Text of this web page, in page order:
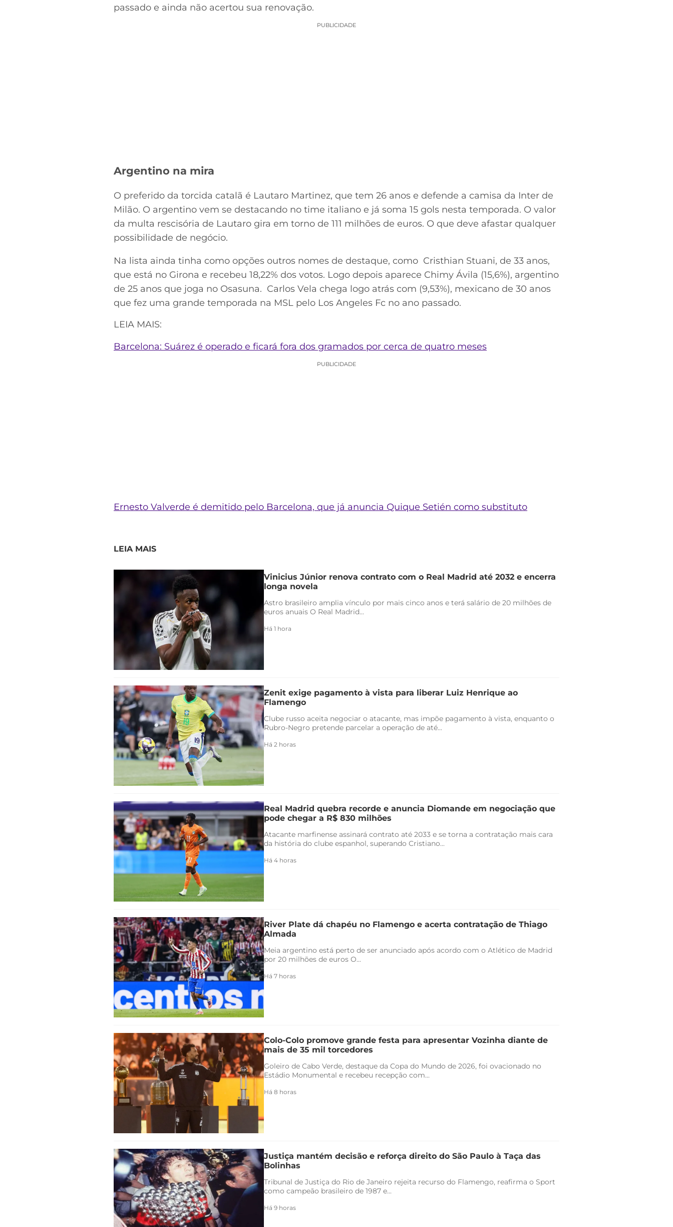
passado e ainda não acertou sua renovação.
PUBLICIDADE
Argentino na mira
O preferido da torcida catalã é Lautaro Martinez, que tem 26 anos e defende a camisa da Inter de
Milão. O argentino vem se destacando no time italiano e já soma 15 gols nesta temporada. O valor
da multa rescisória de Lautaro gira em torno de 111 milhões de euros. O que deve afastar qualquer
possibilidade de negócio.
Na lista ainda tinha como opções outros nomes de destaque, como Cristhian Stuani, de 33 anos,
que está no Girona e recebeu 18,22% dos votos. Logo depois aparece Chimy Ávila (15,6%), argentino
de 25 anos que joga no Osasuna. Carlos Vela chega logo atrás com (9,53%), mexicano de 30 anos
que fez uma grande temporada na MSL pelo Los Angeles Fc no ano passado.
LEIA MAIS:
Barcelona: Suárez é operado e ficará fora dos gramados por cerca de quatro meses
PUBLICIDADE
Ernesto Valverde é demitido pelo Barcelona, que já anuncia Quique Setién como substituto
LEIA MAIS
Vinicius Júnior renova contrato com o Real Madrid até 2032 e encerra
longa novela
Astro brasileiro amplia vínculo por mais cinco anos e terá salário de 20 milhões de
euros anuais O Real Madrid...
Há 1 hora
Zenit exige pagamento à vista para liberar Luiz Henrique ao
Flamengo
Clube russo aceita negociar o atacante, mas impõe pagamento à vista, enquanto o
Rubro-Negro pretende parcelar a operação de até...
Há 2 horas
Real Madrid quebra recorde e anuncia Diomande em negociação que
pode chegar a R$ 830 milhões
Atacante marfinense assinará contrato até 2033 e se torna a contratação mais cara
da história do clube espanhol, superando Cristiano...
Há 4 horas
River Plate dá chapéu no Flamengo e acerta contratação de Thiago
Almada
Meia argentino está perto de ser anunciado após acordo com o Atlético de Madrid
por 20 milhões de euros O...
Há 7 horas
Colo-Colo promove grande festa para apresentar Vozinha diante de
mais de 35 mil torcedores
Goleiro de Cabo Verde, destaque da Copa do Mundo de 2026, foi ovacionado no
Estádio Monumental e recebeu recepção com...
Há 8 horas
Justiça mantém decisão e reforça direito do São Paulo à Taça das
Bolinhas
Tribunal de Justiça do Rio de Janeiro rejeita recurso do Flamengo, reafirma o Sport
como campeão brasileiro de 1987 e...
Há 9 horas